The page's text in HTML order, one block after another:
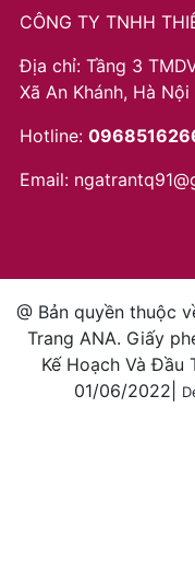
CÔNG TY TNHH
Địa chỉ: Tầng 3
Xã An Khánh, Hà Nội
Hotline:
Email:
@ Bản quyền thuộc
Trang ANA. Giấy
Kế Hoạch Và Đầu
01/06/2022|